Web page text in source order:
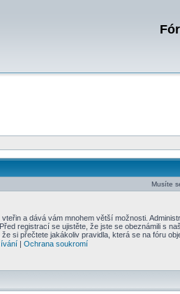
Musíte
a dává vám mnohem větší možnosti.
registrací se ujistěte, že jste se obeznámili s
si přečtete jakákoliv pravidla, která se na fóru
| Ochrana soukromí